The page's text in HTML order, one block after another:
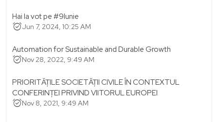
Hai la vot pe #9Iunie
alarm_onJun 7, 2024, 10:25 AM
Automation for Sustainable and Durable Growth
alarm_onNov 28, 2022, 9:49 AM
PRIORITĂȚILE SOCIETĂȚII CIVILE ÎN CONTEXTUL
CONFERINȚEI PRIVIND VIITORUL EUROPEI
alarm_onNov 8, 2021, 9:49 AM